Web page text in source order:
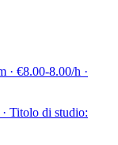
· €8.00-8.00/h ·
· Titolo di studio: